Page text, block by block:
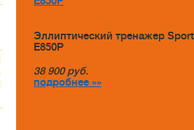
Эллиптический тренажер
E850P
38 900 руб.
подробнее »»